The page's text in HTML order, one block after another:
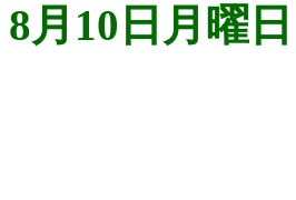
8月10日月曜日